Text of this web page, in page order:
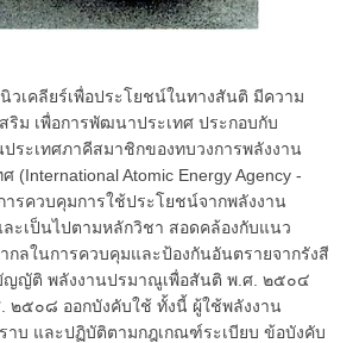
ลียร์เพื่อประโยชน์ในทางสันติ มีความ
ริม เพื่อการพัฒนาประเทศ ประกอบกับ
ประเทศภาคีสมาชิกของทบวงการพลังงาน
(International Atomic Energy Agency -
ารควบคุมการใช้ประโยชน์จากพลังงาน
ะเป็นไปตามหลักวิชา สอดคล้องกับแนว
ลในการควบคุมและป้องกันอันตรายจากรังสี
ญญัติ พลังงานปรมาณูเพื่อสันติ พ.ศ. ๒๕๐๔
๒๕๐๘ ออกบังคับใช้ ทั้งนี้ ผู้ใช้พลังงาน
าบ และปฏิบัติตามกฎเกณฑ์ระเบียบ ข้อบังคับ